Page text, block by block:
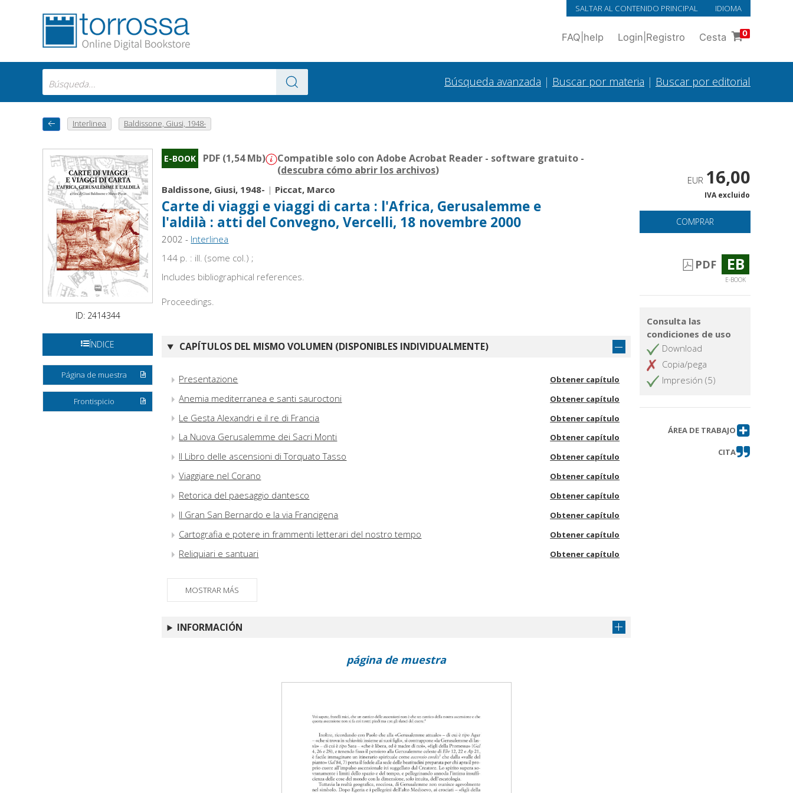
SALTAR AL CONTENIDO PRINCIPAL IDIOMA
FAQ help Login Registro Cesta 0
Búsqueda avanzada | Buscar por materia | Buscar por editorial
Interlinea Baldissone, Giusi, 1948-
ID: 2414344
ÍNDICE
Página de muestra
Frontispicio
E-BOOK PDF (1,54 Mb)
Compatible solo con Adobe Acrobat Reader - software gratuito -
(descubra cómo abrir los archivos)
Baldissone, Giusi, 1948- | Piccat, Marco
Carte di viaggi e viaggi di carta : l'Africa, Gerusalemme e
l'aldilà : atti del Convegno, Vercelli, 18 novembre 2000
2002 - Interlinea
144 p. : ill. (some col.) ;
Includes bibliographical references.
Proceedings.
CAPÍTULOS DEL MISMO VOLUMEN (DISPONIBLES INDIVIDUALMENTE)
Presentazione Obtener capítulo
Anemia mediterranea e santi sauroctoni Obtener capítulo
Le Gesta Alexandri e il re di Francia Obtener capítulo
La Nuova Gerusalemme dei Sacri Monti Obtener capítulo
Il Libro delle ascensioni di Torquato Tasso Obtener capítulo
Viaggiare nel Corano Obtener capítulo
Retorica del paesaggio dantesco Obtener capítulo
Il Gran San Bernardo e la via Francigena Obtener capítulo
Cartografia e potere in frammenti letterari del nostro tempo Obtener capítulo
Reliquiari e santuari Obtener capítulo
MOSTRAR MÁS
INFORMACIÓN
EUR 16,00
IVA excluido
COMPRAR
PDF EB
E-BOOK
Consulta las
condiciones de uso
Download
Copia/pega
Impresión (5)
ÁREA DE TRABAJO
CITA
página de muestra